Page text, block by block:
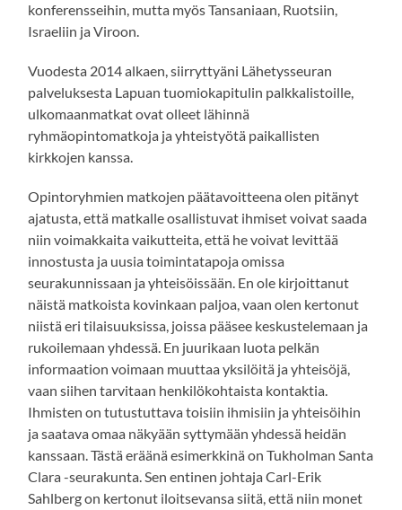
konferensseihin, mutta myös Tansaniaan, Ruotsiin,
Israeliin ja Viroon.
Vuodesta 2014 alkaen, siirryttyäni Lähetysseuran
palveluksesta Lapuan tuomiokapitulin palkkalistoille,
ulkomaanmatkat ovat olleet lähinnä
ryhmäopintomatkoja ja yhteistyötä paikallisten
kirkkojen kanssa.
Opintoryhmien matkojen päätavoitteena olen pitänyt
ajatusta, että matkalle osallistuvat ihmiset voivat saada
niin voimakkaita vaikutteita, että he voivat levittää
innostusta ja uusia toimintatapoja omissa
seurakunnissaan ja yhteisöissään. En ole kirjoittanut
näistä matkoista kovinkaan paljoa, vaan olen kertonut
niistä eri tilaisuuksissa, joissa pääsee keskustelemaan ja
rukoilemaan yhdessä. En juurikaan luota pelkän
informaation voimaan muuttaa yksilöitä ja yhteisöjä,
vaan siihen tarvitaan henkilökohtaista kontaktia.
Ihmisten on tutustuttava toisiin ihmisiin ja yhteisöihin
ja saatava omaa näkyään syttymään yhdessä heidän
kanssaan. Tästä eräänä esimerkkinä on Tukholman Santa
Clara -seurakunta. Sen entinen johtaja Carl-Erik
Sahlberg on kertonut iloitsevansa siitä, että niin monet